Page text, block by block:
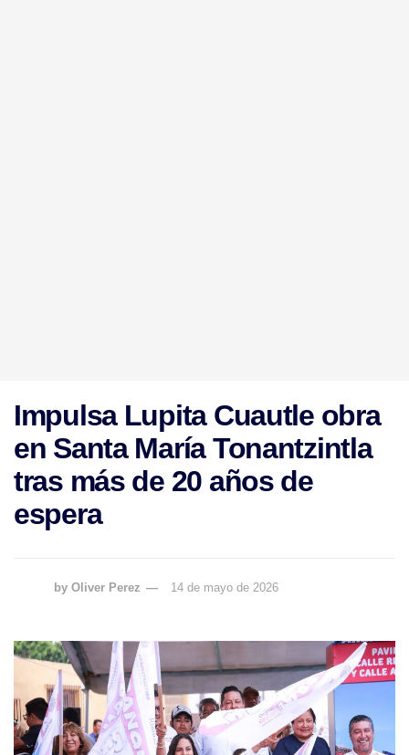
Impulsa Lupita Cuautle obra
en Santa María Tonantzintla
tras más de 20 años de
espera
by Oliver Perez 14 de mayo de 2026